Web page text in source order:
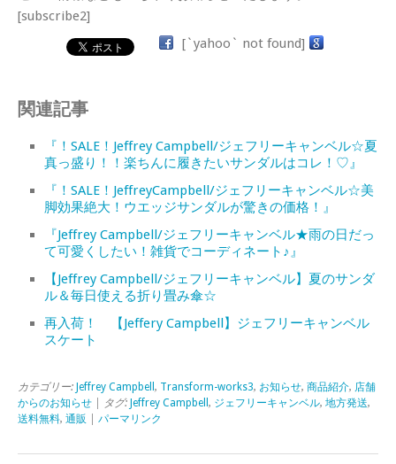
[subscribe2]
[`yahoo` not found]
関連記事
『！SALE！Jeffrey Campbell/ジェフリーキャンベル☆夏
真っ盛り！！楽ちんに履きたいサンダルはコレ！♡』
『！SALE！JeffreyCampbell/ジェフリーキャンベル☆美
脚効果絶大！ウエッジサンダルが驚きの価格！』
『Jeffrey Campbell/ジェフリーキャンベル★雨の日だっ
て可愛くしたい！雑貨でコーディネート♪』
【Jeffrey Campbell/ジェフリーキャンベル】夏のサンダ
ル＆毎日使える折り畳み傘☆
再入荷！ 【Jeffery Campbell】ジェフリーキャンベル
スケート
カテゴリー: Jeffrey Campbell , Transform-works3, お知らせ, 商品紹介, 店舗
からのお知らせ | タグ: Jeffrey Campbell , ジェフリーキャンベル, 地方発送,
送料無料, 通販 パーマリンク